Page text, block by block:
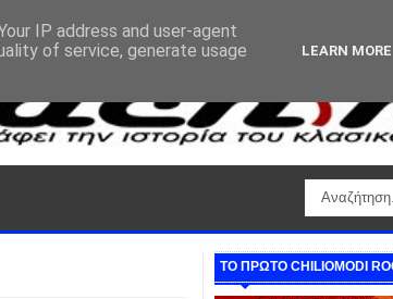
ΤΟ ΠΡΩΤΟ CHILIOMODI
IP address and user-agent
of service, generate usage
LEARN MORE